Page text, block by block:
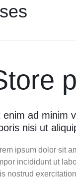
enim ad minim
nisi ut
ipsum dolor sit
incididunt ut
nostrud